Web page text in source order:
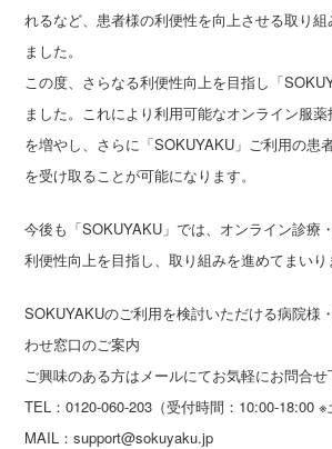
れるなど、患者様の利便性を向上させる取り
ました。
この度、さらなる利便性向上を目指し「
ました。これにより利用可能なオンライン服
を増やし、さらに「SOKUYAKU」ご利用の患
を受け取ることが可能になります。
今後も「SOKUYAKU」では、オンライン診療
利便性向上を目指し、取り組みを進めてまいり
SOKUYAKUのご利用を検討いただける病院様
わせ窓口のご案内
ご興味のある方はメールにてお気軽にお問合せ
TEL：0120-060-203（受付時間：10:00-18:00 ※
MAIL：support@sokuyaku.jp